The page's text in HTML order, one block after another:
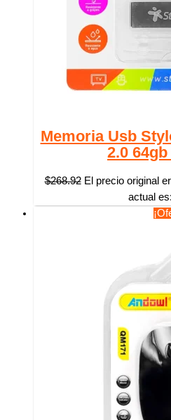
Memoria Usb
2.0
$268.92 El precio original
actual